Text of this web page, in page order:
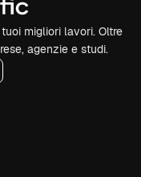
migliori lavori. Oltre
agenzie e studi.